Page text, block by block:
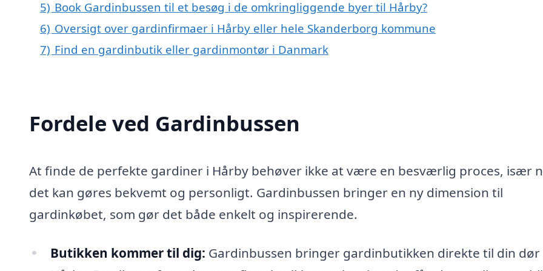
5) Book Gardinbussen til et besøg i de omkringliggende byer til Hårby?
6) Oversigt over gardinfirmaer i Hårby eller hele Skanderborg kommune
7) Find en gardinbutik eller gardinmontør i Danmark
Fordele ved Gardinbussen
At finde de perfekte gardiner i Hårby behøver ikke at være en besværlig proces, især
det kan gøres bekvemt og personligt. Gardinbussen bringer en ny dimension til
gardinkøbet, som gør det både enkelt og inspirerende.
Butikken kommer til dig: Gardinbussen bringer gardinbutikken direkte til din dør